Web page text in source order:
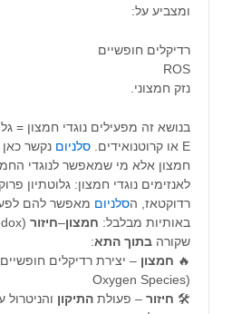
ומצביע על:
רדיקלים חופשיים
ROS
נזק חמצוני.
E או קרוטנואידים.
סלניום נקשר
חמצון אלא מי שמאפשר לנוגדי
לאנזימים נוגדי חמצון: גלוטתיון
רדוקטאז, הסלניום מאפשר להם
באותיות מבלבל: חמצון–חיזור
שקורה בתוך התא:
🔥 חמצון – יצירת רדיקלים
Oxygen Species)
🛠️ חיזור – פעולת התיקון והניטרול